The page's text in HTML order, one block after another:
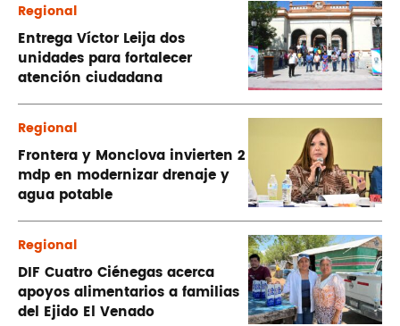
Regional
Entrega Víctor Leija dos
unidades para fortalecer
atención ciudadana
Regional
Frontera y Monclova invierten 2
mdp en modernizar drenaje y
agua potable
Regional
DIF Cuatro Ciénegas acerca
apoyos alimentarios a familias
del Ejido El Venado